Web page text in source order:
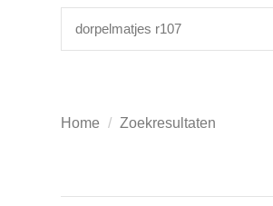
Home Zoekresultaten